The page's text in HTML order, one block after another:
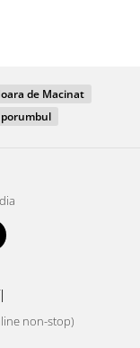
de Macinat
non-stop)